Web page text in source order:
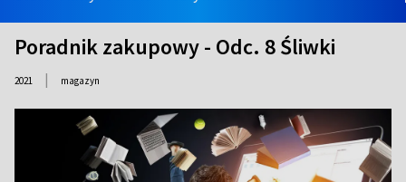
Poradnik zakupowy - Odc. 8 Śliwki
2021 | magazyn